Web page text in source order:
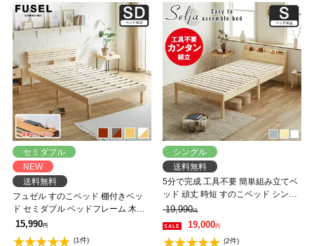
セミダブル
NEW
送料無料
フュゼル すのこベッド 棚付きベッ
ド セミダブル ベッドフレーム 木製
棚付き コンセント 低ホルムアルデ
ヒド
15,990円
(1件)
シングル
送料無料
5分で完成 工具不要 簡単組み立てベ
ッド 頑丈 時短 すのこベッド シング
ル ベッドフレーム 木製 パイン材 組
立カンタン ナチュラル ホワイト セ
リヤ
19,990円
19,000円
(2件)